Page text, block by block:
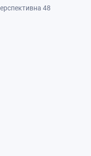
48